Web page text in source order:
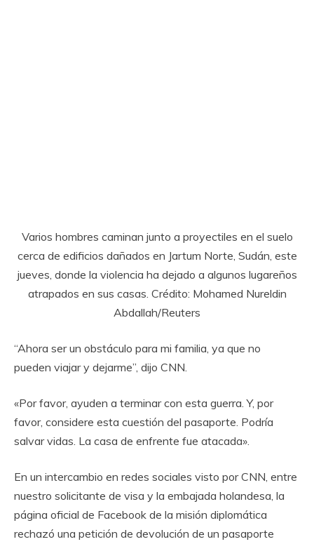
Varios hombres caminan junto a proyectiles en el suelo
cerca de edificios dañados en Jartum Norte, Sudán, este
jueves, donde la violencia ha dejado a algunos lugareños
atrapados en sus casas. Crédito: Mohamed Nureldin
Abdallah/Reuters
“Ahora ser un obstáculo para mi familia, ya que no
pueden viajar y dejarme”, dijo CNN.
«Por favor, ayuden a terminar con esta guerra. Y, por
favor, considere esta cuestión del pasaporte. Podría
salvar vidas. La casa de enfrente fue atacada».
En un intercambio en redes sociales visto por CNN, entre
nuestro solicitante de visa y la embajada holandesa, la
página oficial de Facebook de la misión diplomática
rechazó una petición de devolución de un pasaporte